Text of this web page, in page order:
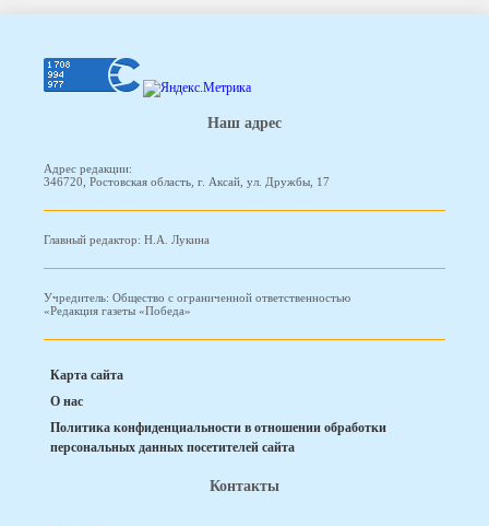
Наш адрес
Адрес редакции:
346720, Ростовская область, г. Аксай, ул. Дружбы, 17
Главный редактор: Н.А. Лукина
Учредитель: Общество с ограниченной ответственностью
«Редакция газеты «Победа»
Карта сайта
О нас
Политика конфиденциальности в отношении обработки
персональных данных посетителей сайта
Контакты